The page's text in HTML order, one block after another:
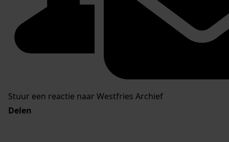
Stuur een reactie naar Westfries Archief
Delen